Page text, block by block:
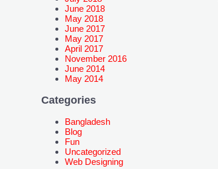
June 2018
May 2018
June 2017
May 2017
April 2017
November 2016
June 2014
May 2014
Categories
Bangladesh
Blog
Fun
Uncategorized
Web Designing